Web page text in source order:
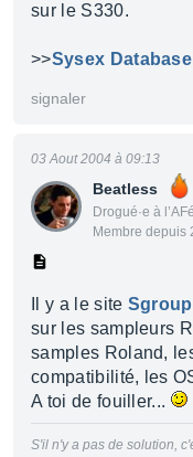
sur le S330.
>>Sysex Database
signaler
Beatless
Drogué·e à
Membre depuis
03 Aout 2004 à 09:13
Il y a le site Sgroup
sur les sampleurs
samples Roland,
compatibilité, les
A toi de fouiller...
S'il n'y a pas de solution,